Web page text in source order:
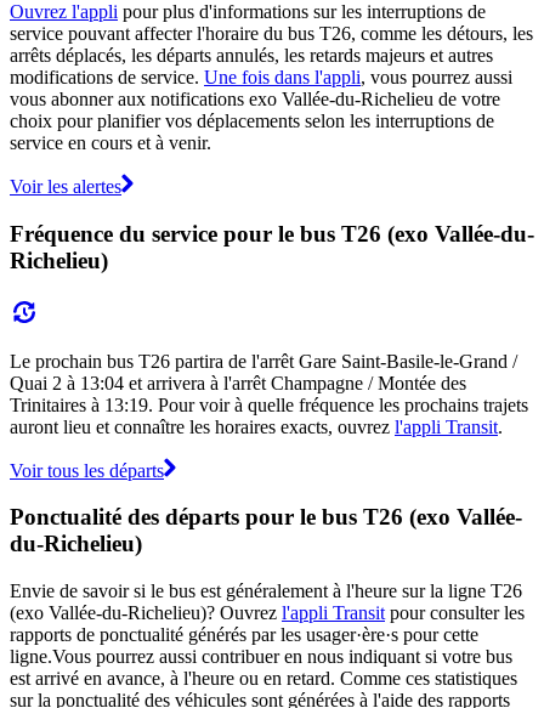
Ouvrez l'appli pour plus d'informations sur les interruptions de
service pouvant affecter l'horaire du bus T26, comme les détours, les
arrêts déplacés, les départs annulés, les retards majeurs et autres
modifications de service. Une fois dans l'appli, vous pourrez aussi
vous abonner aux notifications exo Vallée-du-Richelieu de votre
choix pour planifier vos déplacements selon les interruptions de
service en cours et à venir.
Voir les alertes
Fréquence du service pour le bus T26 (exo Vallée-du-
Richelieu)
Le prochain bus T26 partira de l'arrêt Gare Saint-Basile-le-Grand /
Quai 2 à 13:04 et arrivera à l'arrêt Champagne / Montée des
Trinitaires à 13:19. Pour voir à quelle fréquence les prochains trajets
auront lieu et connaître les horaires exacts, ouvrez l'appli Transit.
Voir tous les départs
Ponctualité des départs pour le bus T26 (exo Vallée-
du-Richelieu)
Envie de savoir si le bus est généralement à l'heure sur la ligne T26
(exo Vallée-du-Richelieu)? Ouvrez l'appli Transit pour consulter les
rapports de ponctualité générés par les usager·ère·s pour cette
ligne.Vous pourrez aussi contribuer en nous indiquant si votre bus
est arrivé en avance, à l'heure ou en retard. Comme ces statistiques
sur la ponctualité des véhicules sont générées à l'aide des rapports